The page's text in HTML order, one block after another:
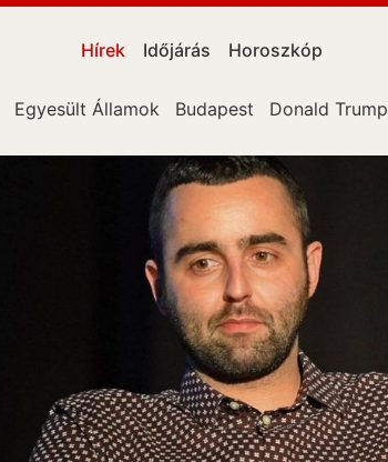
Hírek Időjárás Horoszkóp
Egyesült Államok Budapest Donald Trump